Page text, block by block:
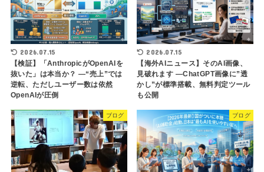
2026.07.15
【検証】「AnthropicがOpenAIを
抜いた」は本当か？ ―“売上”では
逆転、ただしユーザー数は依然
OpenAIが圧倒
2026.07.15
【海外AIニュース】そのAI画像、
見破れます ―ChatGPT画像に”透
かし”が標準搭載、無料判定ツール
も公開
ブログ ブログ